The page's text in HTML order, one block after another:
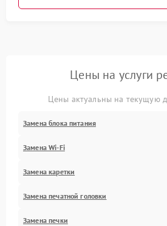
Цены на услуги
Цены актуальны на текущую
Замена блока питания
Замена Wi-Fi
Замена каретки
Замена печатной головки
Замена печки